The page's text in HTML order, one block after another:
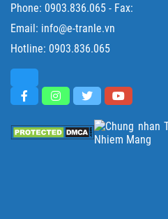
Phone: 0903.836.065 - Fax:
Email: info@e-tranle.vn
Hotline: 0903.836.065